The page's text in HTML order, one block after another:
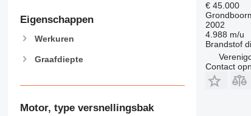
Eigenschappen
Werkuren
Graafdiepte
Motor, type versnellingsbak
€ 45.000
2002
4.988 m/u
Brandstof
Contact